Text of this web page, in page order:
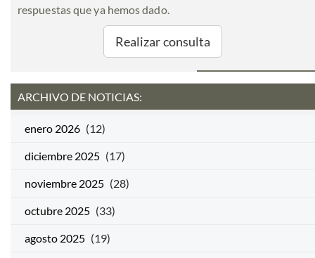
respuestas que ya hemos dado.
Realizar consulta
ARCHIVO DE NOTICIAS:
enero 2026 (12)
diciembre 2025 (17)
noviembre 2025 (28)
octubre 2025 (33)
agosto 2025 (19)